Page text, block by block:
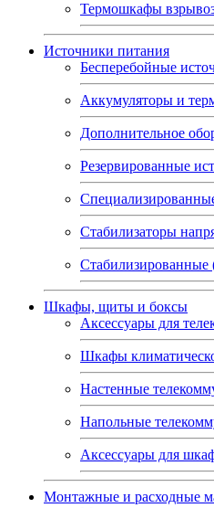
Термошкафы
Источники питания
Бесперебойные
Аккумуляторы и
Дополнительное
Резервированные
Стабилизаторы
Стабилизированные
Шкафы, щиты и боксы
Аксессуары для
Шкафы
Настенные
Напольные
Аксессуары для
Монтажные и расходные